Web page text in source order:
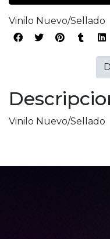
Vinilo Nuevo/Sellado
Vinilo Nuevo/Sellado